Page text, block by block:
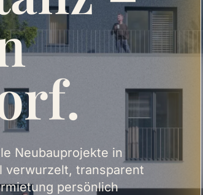
Neubauprojekte in
verwurzelt, transparent
persönlich